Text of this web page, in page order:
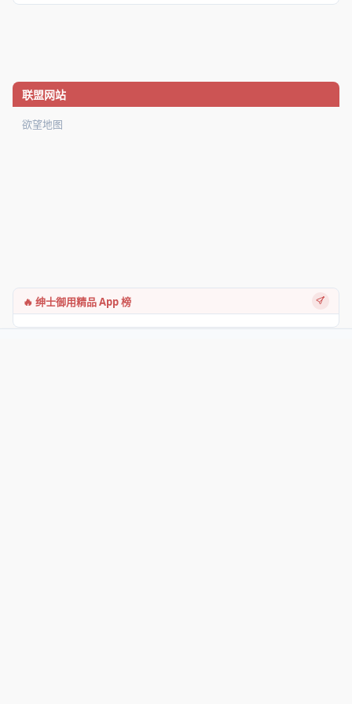
联盟网站
欲望地图
🔥 绅士御用精品 App 榜